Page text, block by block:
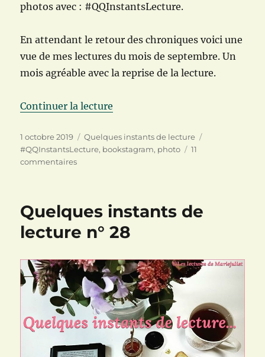
photos avec : #QQInstantsLecture.
En attendant le retour des chroniques voici une
vue de mes lectures du mois de septembre. Un
mois agréable avec la reprise de la lecture.
Continuer la lecture
Publié
le
1 octobre 2019 Catégories
Quelques instants de lecture
#QQInstantsLecture, bookstagram, photo
11
commentairessur
lecture
Quelques instants de
lecture n° 28